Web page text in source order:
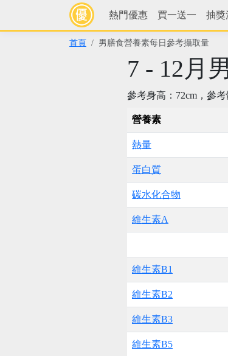
熱門優惠 買一送一 抽獎
首頁 男膳食營養素每日參考攝取量
7 - 12月
參考身高：72cm，參
營養素
熱量
蛋白質
碳水化合物
維生素A
維生素B1
維生素B2
維生素B3
維生素B5